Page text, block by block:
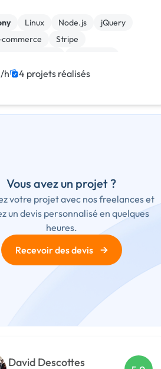
Linux Node.js
jQuery
commerce
Stripe
site web
Installation de Script
h 4 projets réalisés
Vous avez un projet ?
votre projet avec nos freelances et
un devis personnalisé en quelques
heures.
Recevoir des devis
→
David Descottes